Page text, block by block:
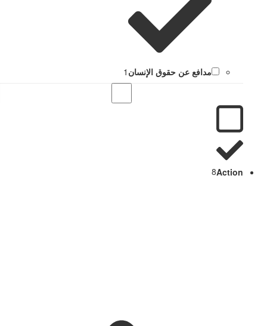
مدافع عن حقوق الإنسان 1
Action
8